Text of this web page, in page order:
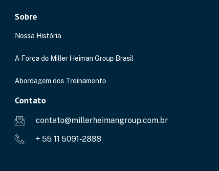
Sobre
Nossa História
A Força do Miller Heiman Group Brasil
Abordagem dos Treinamento
Contato
contato@millerheimangroup.com.br
+ 55 11 5091-2888